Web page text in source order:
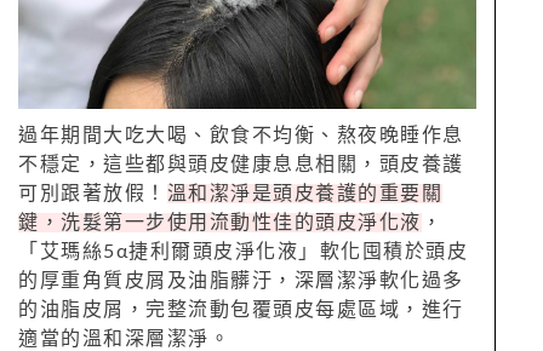
過年期間大吃大喝、飲食不均衡、熬夜晚睡作息
不穩定，這些都與頭皮健康息息相關，頭皮養護
可別跟著放假！ 溫和潔淨是頭皮養護的重要關
鍵，洗髮第一步使用流動性佳的頭皮淨化液 ，
「艾瑪絲5α捷利爾頭皮淨化液」軟化囤積於頭皮
的厚重角質皮屑及油脂髒汙，深層潔淨軟化過多
的油脂皮屑，完整流動包覆頭皮每處區域，進行
適當的溫和深層潔淨。